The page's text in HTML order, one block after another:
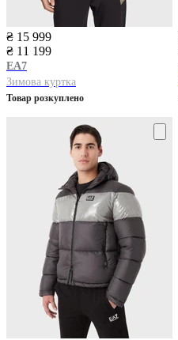
₴ 15 999
₴ 11 199
EA7
Зимова куртка
Товар розкуплено